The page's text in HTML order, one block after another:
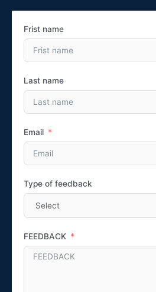
Frist name
Last name
Email
Type of feedback
FEEDBACK